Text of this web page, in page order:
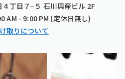
丁目７−５ 石川興産ビル 2F
AM - 9:00 PM (定休日無し)
取りについて